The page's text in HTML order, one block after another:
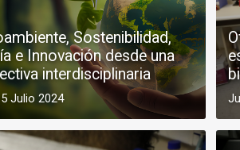
Sostenibilidad,
e Innovación desde una
interdisciplinaria
Julio 2024